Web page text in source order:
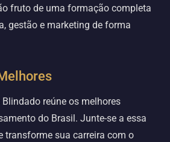
fruto de uma formação completa
gestão e marketing de forma
reúne os melhores
do Brasil. Junte-se a essa
transforme sua carreira com o